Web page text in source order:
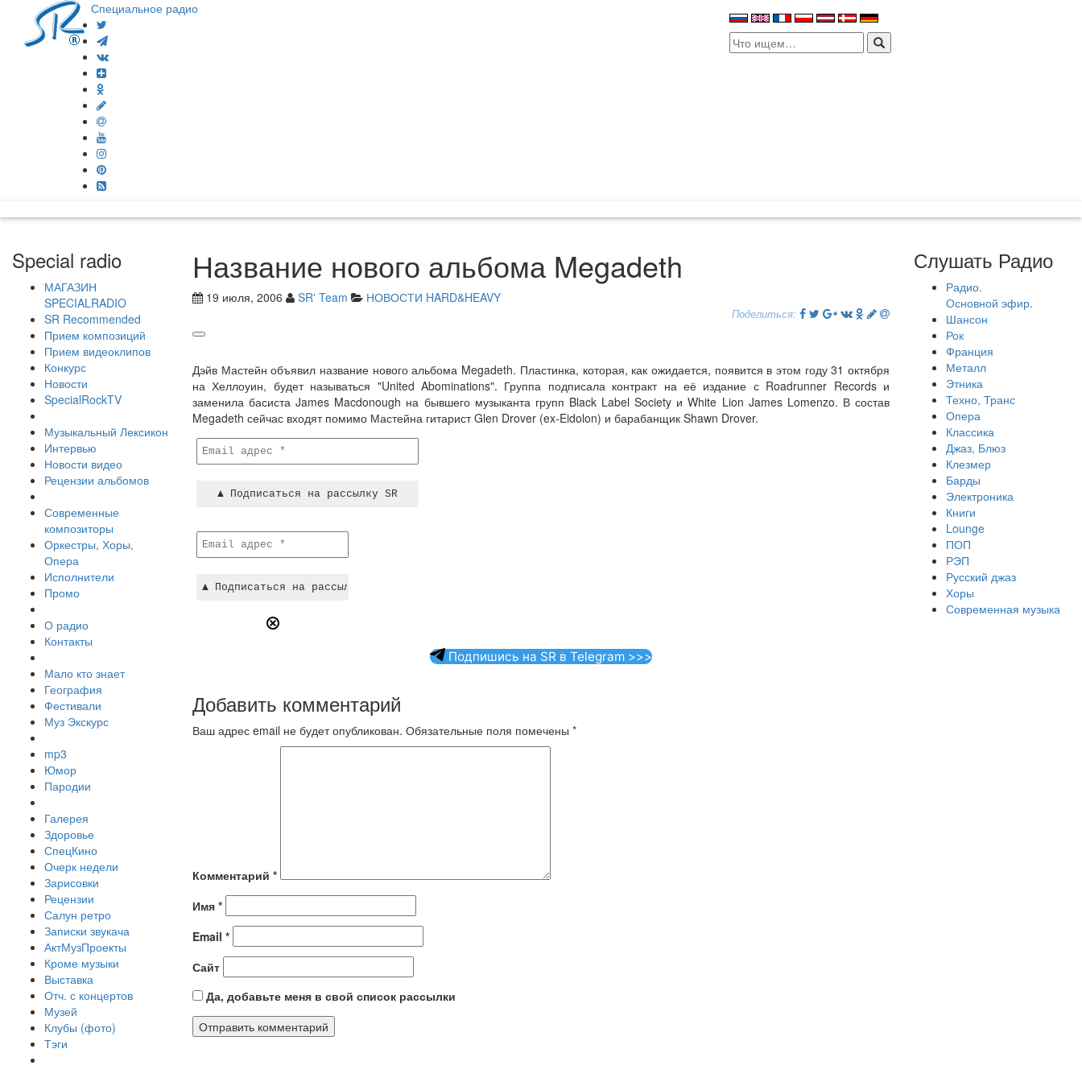
Специальное радио
Search
for:
Special radio
МАГАЗИН
SPECIALRADIO
SR Recommended
Прием композиций
Прием видеоклипов
Конкурс
Новости
SpecialRockTV
Музыкальный Лексикон
Интервью
Новости видео
Рецензии альбомов
Современные
композиторы
Оркестры, Хоры,
Опера
Исполнители
Промо
О радио
Контакты
Мало кто знает
География
Фестивали
Муз Экскурс
mp3
Юмор
Пародии
Галерея
Здоровье
СпецКино
Очерк недели
Зарисовки
Рецензии
Салун ретро
Записки звукача
АктМузПроекты
Кроме музыки
Выставка
Отч. с концертов
Музей
Клубы (фото)
Тэги
Название нового альбома Megadeth
19 июля, 2006 SR' Team НОВОСТИ HARD&HEAVY
Поделиться:
Дэйв Мастейн объявил название нового альбома Megadeth. Пластинка, которая, как ожидается, появится в этом году 31 октября
на Хеллоуин, будет называться "United Abominations". Группа подписала контракт на её издание с Roadrunner Records и
заменила басиста James Macdonough на бывшего музыканта групп Black Label Society и White Lion James Lomenzo. В состав
Megadeth сейчас входят помимо Мастейна гитарист Glen Drover (ex-Eidolon) и барабанщик Shawn Drover.
Подпишись на SR в Telegram >>>
Добавить комментарий
Ваш адрес email не будет опубликован. Обязательные поля помечены *
Комментарий *
Имя *
Email *
Сайт
Да, добавьте меня в свой список рассылки
Слушать Радио
Радио.
Основной эфир.
Шансон
Рок
Франция
Металл
Этника
Техно, Транс
Опера
Классика
Джаз, Блюз
Клезмер
Барды
Электроника
Книги
Lounge
ПОП
РЭП
Русский джаз
Хоры
Современная музыка